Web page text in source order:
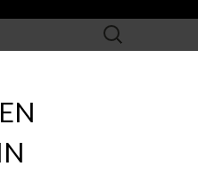
Suche
nach: